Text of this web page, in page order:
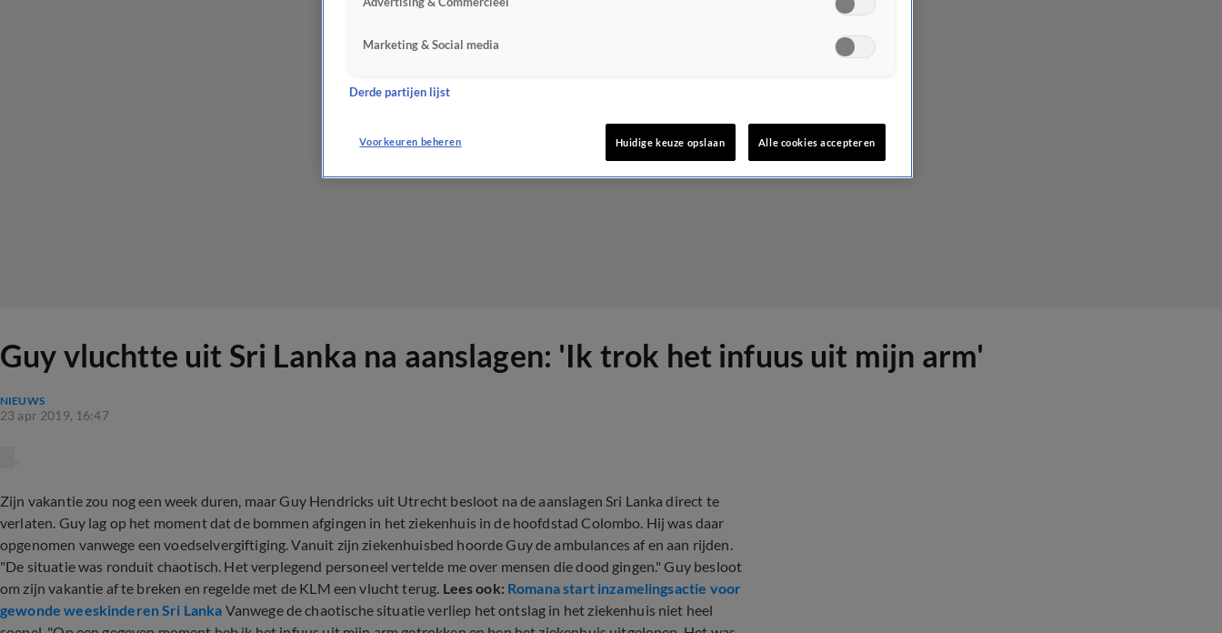
Guy vluchtte uit Sri Lanka na aanslagen: 'Ik trok het infuus uit mijn arm'
NIEUWS
23 apr 2019, 16:47
Zijn vakantie zou nog een week duren, maar Guy Hendricks uit Utrecht besloot na de aanslagen Sri Lanka direct te
verlaten. Guy lag op het moment dat de bommen afgingen in het ziekenhuis in de hoofdstad Colombo. Hij was daar
opgenomen vanwege een voedselvergiftiging. Vanuit zijn ziekenhuisbed hoorde Guy de ambulances af en aan rijden.
"De situatie was ronduit chaotisch. Het verplegend personeel vertelde me over mensen die dood gingen." Guy besloot
om zijn vakantie af te breken en regelde met de KLM een vlucht terug. Lees ook: Romana start inzamelingsactie voor
gewonde weeskinderen Sri Lanka Vanwege de chaotische situatie verliep het ontslag in het ziekenhuis niet heel
Marketing & Social media
Derde partijen lijst
Voorkeuren beheren Huidige keuze opslaan Alle cookies accepteren